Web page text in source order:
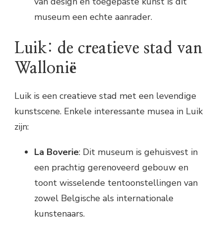
museum een echte aanrader.
Luik: de creatieve stad van
Wallonië
Luik is een creatieve stad met een levendige
kunstscene. Enkele interessante musea in Luik
zijn:
La Boverie: Dit museum is gehuisvest in
een prachtig gerenoveerd gebouw en
toont wisselende tentoonstellingen van
zowel Belgische als internationale
kunstenaars.